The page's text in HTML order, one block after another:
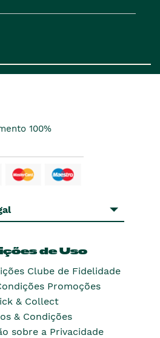
100%
de Uso
Clube de Fidelidade
Promoções
& Collect
& Condições
sobre a Privacidade